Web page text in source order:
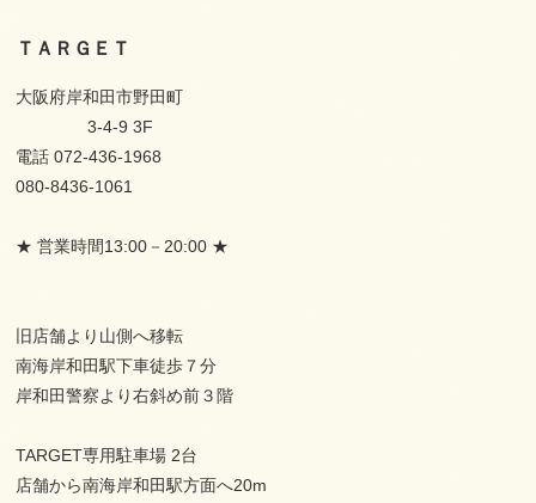
ＴＡＲＧＥＴ
大阪府岸和田市野田町
3-4-9 3F
電話 072-436-1968
080-8436-1061
★ 営業時間13:00－20:00 ★
旧店舗より山側へ移転
南海岸和田駅下車徒歩７分
岸和田警察より右斜め前３階
TARGET専用駐車場 2台
店舗から南海岸和田駅方面へ20m